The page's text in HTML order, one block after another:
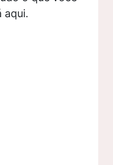
aqui.